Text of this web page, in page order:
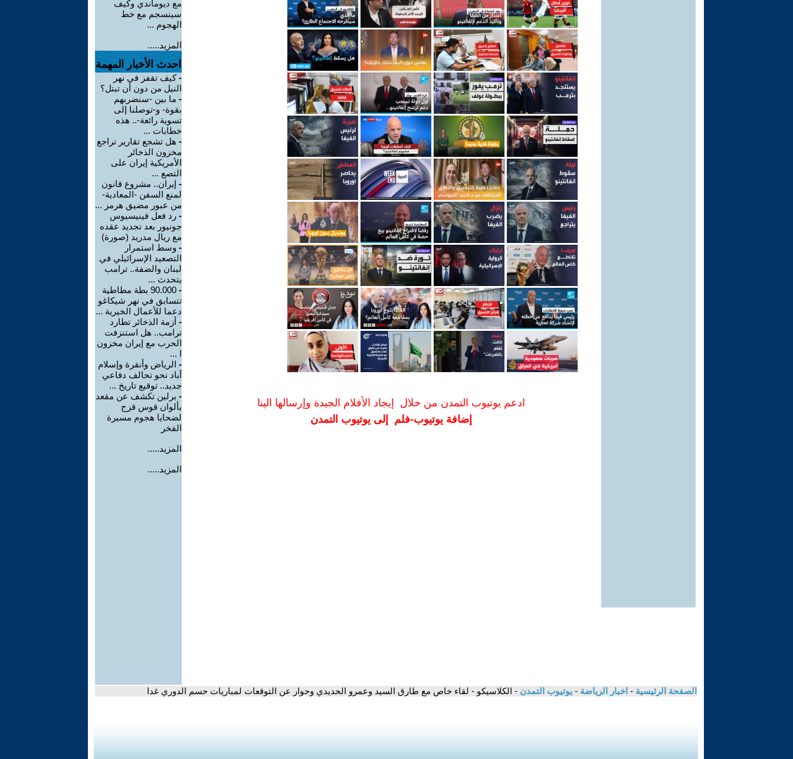
ادعم يوتيوب التمدن من خلال إيجاد الأفلام الجيدة وإرسالها الينا
إضافة يوتيوب-فلم إلى يوتيوب التمدن
مع ديوماندي وكيف
سينسجم مع خط
الهجوم ...
المزيد.....
احدث الأخبار المهمة
-كيف تقفز في نهر
النيل من دون أن تبتل؟
- ما بين -سنضربهم
بقوة- و-توصلنا إلى
تسوية رائعة-.. هذه
خطابات ...
- هل تشجع تقارير تراجع
مخزون الذخائر
الأمريكية إيران على
التصع ...
- إيران.. مشروع قانون
لمنع السفن -المعادية-
من عبور مضيق هرمز ...
- رد فعل فينيسيوس
جونيور بعد تجديد عقده
مع ريال مدريد (صورة)
- وسط استمرار
التصعيد الإسرائيلي في
لبنان والضفة.. ترامب
يتحدث ...
-
90.000 بطة مطاطية
تتسابق في نهر شيكاغو
دعما للأعمال الخيرية ...
- أزمة الذخائر تطارد
ترامب.. هل استنزفت
الحرب مع إيران مخزون
ا ...
- الرياض وأنقرة وإسلام
آباد نحو تحالف دفاعي
جديد.. توقيع تاريخ ...
- برلين تكشف عن مقعد
بألوان قوس قزح
لضحايا هجوم مسيرة
الفخر
المزيد.....
المزيد.....
الصفحة الرئيسية - اخبار الرياضة - يوتيوب التمدن - الكلاسيكو - لقاء خاص مع طارق السيد وعمرو الحديدي وحوار عن التوقعات لمباريات حسم الدوري غدا